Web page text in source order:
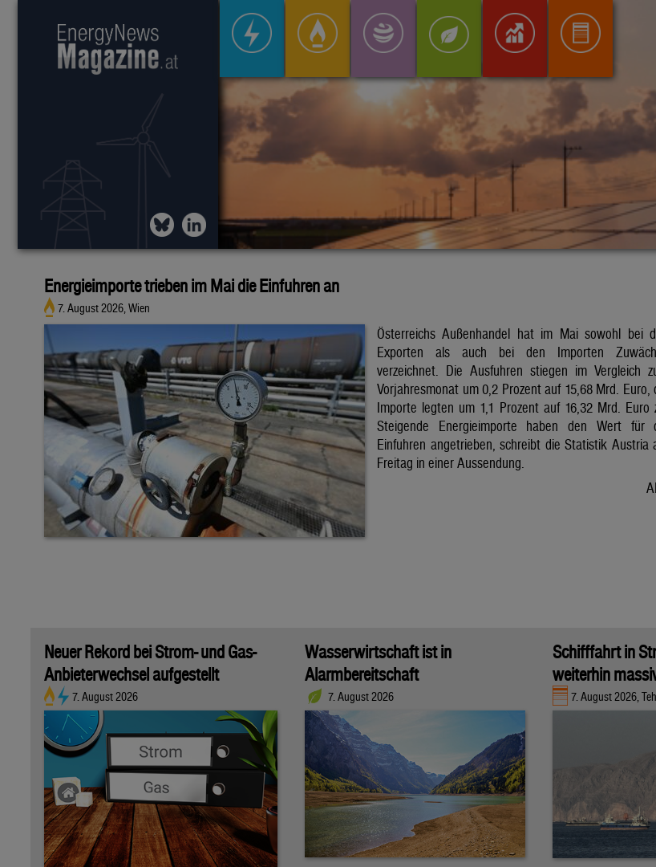
Energieimporte trieben im Mai die Einfuhren an
7. August 2026, Wien
Österreichs Außenhandel hat im Mai sowohl bei
Exporten als auch bei den Importen
verzeichnet. Die Ausfuhren stiegen im Vergleich
Vorjahresmonat um 0,2 Prozent auf 15,68 Mrd. Euro,
Importe legten um 1,1 Prozent auf 16,32 Mrd. Euro
Steigende Energieimporte haben den Wert für
Einfuhren angetrieben, schreibt die Statistik Austria
Freitag in einer Aussendung.
Neuer Rekord bei Strom- und Gas-
Anbieterwechsel aufgestellt
7. August 2026
Wasserwirtschaft ist in
Alarmbereitschaft
7. August 2026
Schifffahrt in
weiterhin
7. August 2026,